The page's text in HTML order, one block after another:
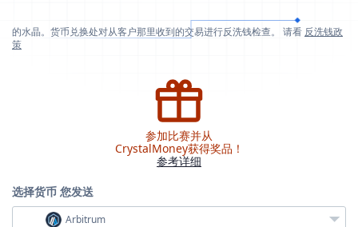
的水晶。货币兑换处对从客户那里收到的交易进行反洗钱检查。 请看 反洗钱政
策
参加比赛并从
CrystalMoney获得奖品！
参考详细
选择货币 您发送
Arbitrum